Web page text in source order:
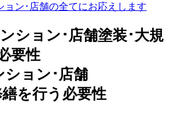
ョン･店舗の全てにお応えします
ション･店舗
を行う必要性